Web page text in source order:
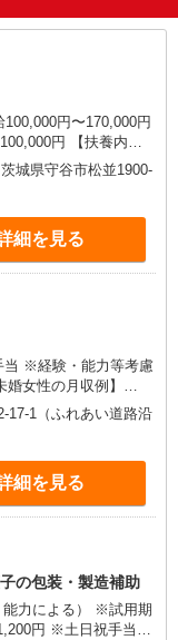
円〜170,000円
【扶養内で
方：週5日・1日4時
円 月収12万958円
場合 時給目安：1,599
5,000円
城県守谷市松並1900-
細を見る
当 ※経験・能力等考慮
＋残業15hの場合）
17-1（ふれあい道路沿
細を見る
の包装・製造補助
能力による） ※試用期
1,200円 ※土日祝手当